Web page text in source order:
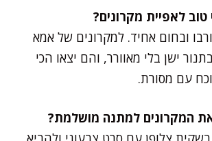
ובחום אחיד. למקרונים של אמא
ישן בלי מאוורר, והם יצאו הכי
עם מסורת.